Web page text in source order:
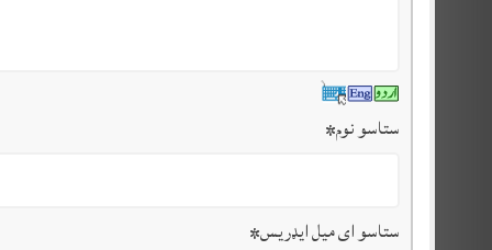
ستاسو نوم*
ستاسو ای میل ایډریس*